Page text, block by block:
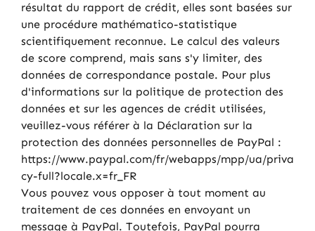
résultat du rapport de crédit, elles sont basées sur
une procédure mathématico-statistique
scientifiquement reconnue. Le calcul des valeurs
de score comprend, mais sans s'y limiter, des
données de correspondance postale. Pour plus
d'informations sur la politique de protection des
données et sur les agences de crédit utilisées,
veuillez-vous référer à la Déclaration sur la
protection des données personnelles de PayPal :
https://www.paypal.com/fr/webapps/mpp/ua/priva
cy-full?locale.x=fr_FR
Vous pouvez vous opposer à tout moment au
traitement de ces données en envoyant un
message à PayPal. Toutefois, PayPal pourra